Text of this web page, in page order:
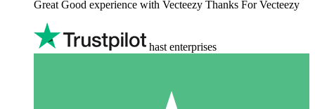
Great Good experience with Vecteezy Thanks For Vecteezy
hast enterprises